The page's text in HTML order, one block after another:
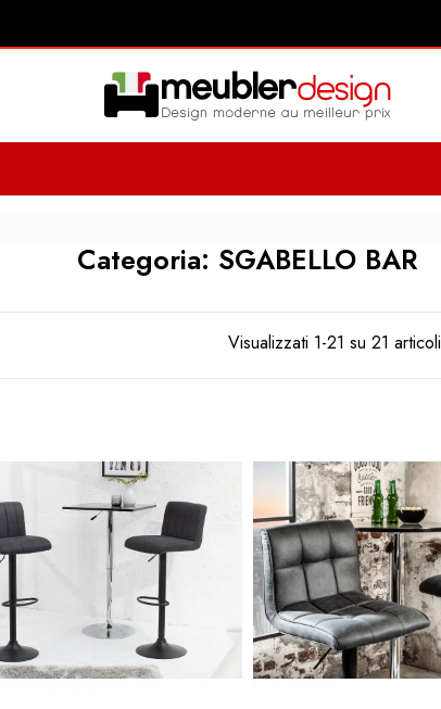
Categoria: SGABELLO BAR
Visualizzati 1-21 su 21 articoli